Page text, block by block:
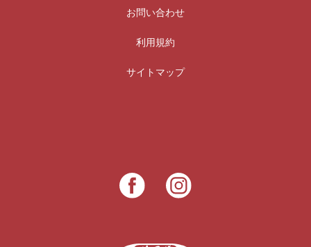
お問い合わせ
利用規約
サイトマップ